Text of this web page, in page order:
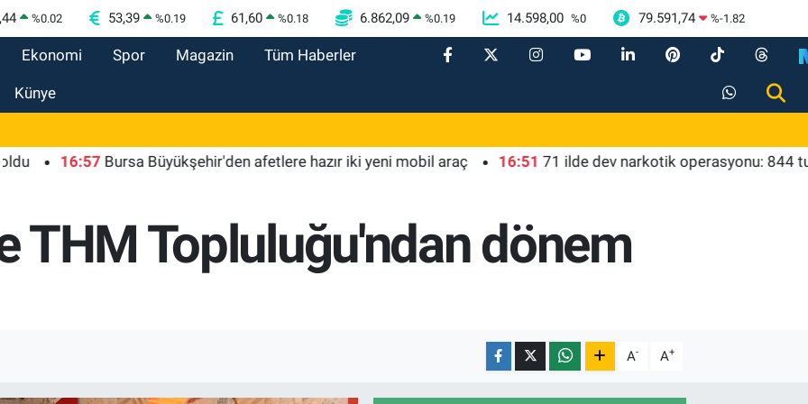
%0.02 53,39 %0.19 61,60 %0.18 6.862,09 %0.19 14.598,00 %0 79.591,74 %-1.82
Ekonomi Spor Magazin Tüm Haberler
Künye
16:57 Bursa Büyükşehir'den afetlere hazır iki yeni mobil araç 16:51 71 ilde dev narkotik operasyonu: 844
THM Topluluğu'ndan dönem
A- A+